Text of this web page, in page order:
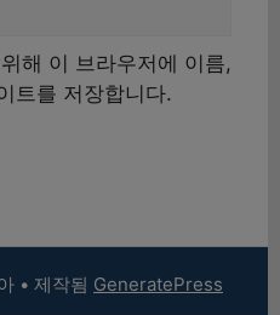
해 이 브라우저에 이름,
트를 저장합니다.
• 제작됨 GeneratePress